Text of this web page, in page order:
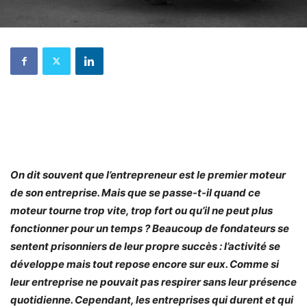
On dit souvent que l’entrepreneur est le premier moteur
de son entreprise. Mais que se passe-t-il quand ce
moteur tourne trop vite, trop fort ou qu’il ne peut plus
fonctionner pour un temps ? Beaucoup de fondateurs se
sentent prisonniers de leur propre succès : l’activité se
développe mais tout repose encore sur eux. Comme si
leur entreprise ne pouvait pas respirer sans leur présence
quotidienne. Cependant, les entreprises qui durent et qui